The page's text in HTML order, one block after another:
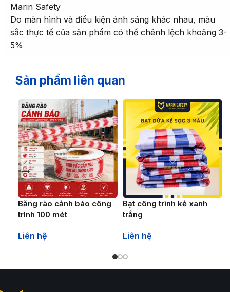
Marin Safety
Do màn hình và điều kiện ánh sáng khác nhau, màu
sắc thực tế của sản phẩm có thể chênh lệch khoảng 3-
5%
Sản phẩm liên quan
Băng rào cảnh báo công
trình 100 mét
Liên hệ
Bạt công trình kẻ xanh
trắng
Liên hệ